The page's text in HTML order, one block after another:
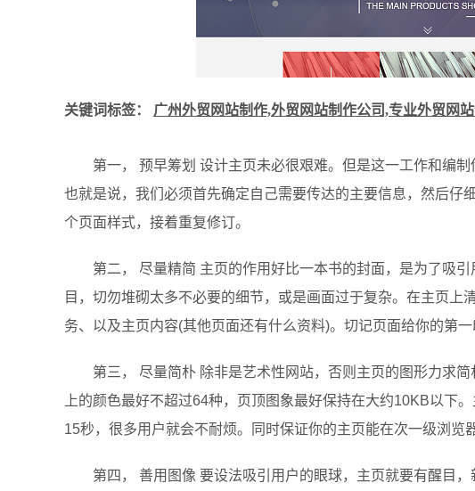
关键词标签： 广州外贸网站制作,外贸网站制作公司,专业外贸网
第一， 预早筹划 设计主页未必很艰难。但是这一工作和编制
也就是说，我们必须首先确定自己需要传达的主要信息，然后仔
个页面样式，接着重复修订。
第二， 尽量精简 主页的作用好比一本书的封面，是为了吸引
目，切勿堆砌太多不必要的细节，或是画面过于复杂。在主页上
务、以及主页内容(其他页面还有什么资料)。切记页面给你的第一
第三， 尽量简朴 除非是艺术性网站，否则主页的图形力求简
上的颜色最好不超过64种，页顶图象最好保持在大约10KB以下
15秒，很多用户就会不耐烦。同时保证你的主页能在次一级浏览
第四， 善用图像 要设法吸引用户的眼球，主页就要有醒目，